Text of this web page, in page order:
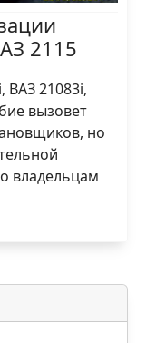
2115
ВАЗ 21083i,
вызовет
но
владельцам